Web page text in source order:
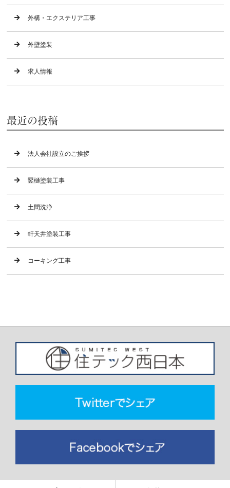
外構・エクステリア工事
外壁塗装
求人情報
最近の投稿
法人会社設立のご挨拶
竪樋塗装工事
土間洗浄
軒天井塗装工事
コーキング工事